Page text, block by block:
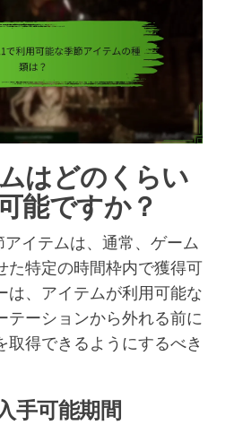
はどのくらい
能ですか？
節アイテムは、通常、ゲーム
た特定の時間枠内で獲得可
は、アイテムが利用可能な
テーションから外れる前に
取得できるようにするべき
手可能期間